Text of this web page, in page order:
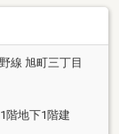
コニー側に配
いただけま
線 旭町三丁目
階地下1階建